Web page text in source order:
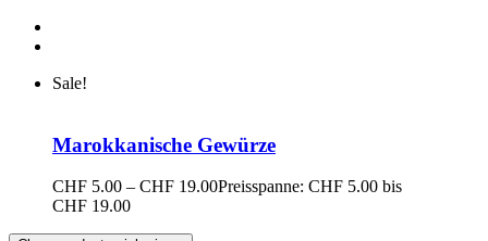
Sale!
Marokkanische Gewürze
CHF 5.00 – CHF 19.00Preisspanne: CHF 5.00 bis
CHF 19.00